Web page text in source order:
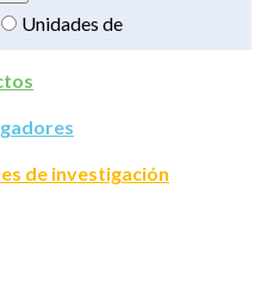
Unidades de
de investigación